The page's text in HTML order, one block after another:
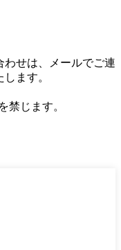
わせは、メールでご連
ます。
禁じます。